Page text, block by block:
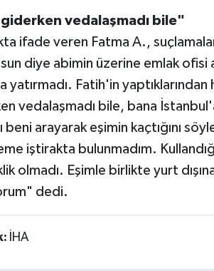
vedalaşmadı bile"
ifade veren Fatma A.,
diye abimin üzerine emlak ofisi
yatırmadı. Fatih'in
vedalaşmadı bile, bana
beni arayarak eşimin kaçtığını
iştirakta bulunmadım.
olmadı. Eşimle birlikte yurt
dedi.
İHA